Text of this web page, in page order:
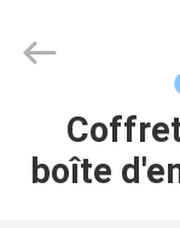
LAboîte